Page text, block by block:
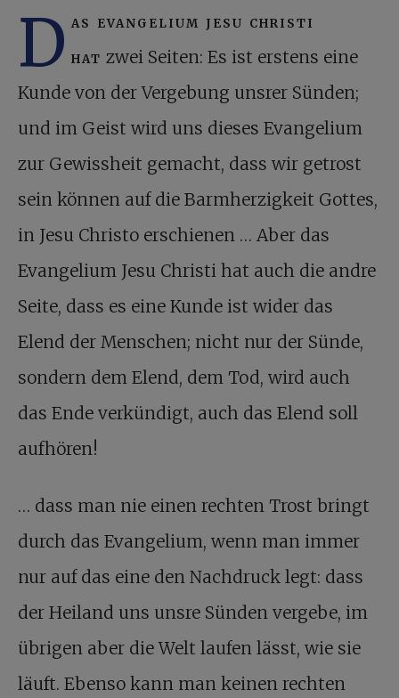
D as evangelium jesu christi
hat zwei Seiten: Es ist erstens eine
Kunde von der Vergebung unsrer Sünden;
und im Geist wird uns dieses Evangelium
zur Gewissheit gemacht, dass wir getrost
sein können auf die Barmherzigkeit Gottes,
in Jesu Christo erschienen … Aber das
Evangelium Jesu Christi hat auch die andre
Seite, dass es eine Kunde ist wider das
Elend der Menschen; nicht nur der Sünde,
sondern dem Elend, dem Tod, wird auch
das Ende verkündigt, auch das Elend soll
aufhören!
… dass man nie einen rechten Trost bringt
durch das Evangelium, wenn man immer
nur auf das eine den Nachdruck legt: dass
der Heiland uns unsre Sünden vergebe, im
übrigen aber die Welt laufen lässt, wie sie
läuft. Ebenso kann man keinen rechten